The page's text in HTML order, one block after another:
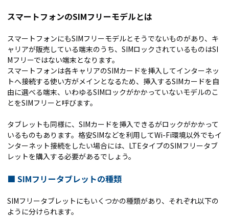
スマートフォンのSIMフリーモデルとは
スマートフォンにもSIMフリーモデルとそうでないものがあり、キ
ャリアが販売している端末のうち、SIMロックされているものはSI
Mフリーではない端末となります。
スマートフォンは各キャリアのSIMカードを挿入してインターネッ
トへ接続する使い方がメインとなるため、挿入するSIMカードを自
由に選べる端末、いわゆるSIMロックがかかっていないモデルのこ
とをSIMフリーと呼びます。
タブレットも同様に、SIMカードを挿入できるがロックがかかって
いるものもあります。格安SIMなどを利用してWi-Fi環境以外でもイ
ンターネット接続をしたい場合には、LTEタイプのSIMフリータブ
レットを購入する必要があるでしょう。
■ SIMフリータブレットの種類
SIMフリータブレットにもいくつかの種類があり、それぞれ以下の
ように分けられます。